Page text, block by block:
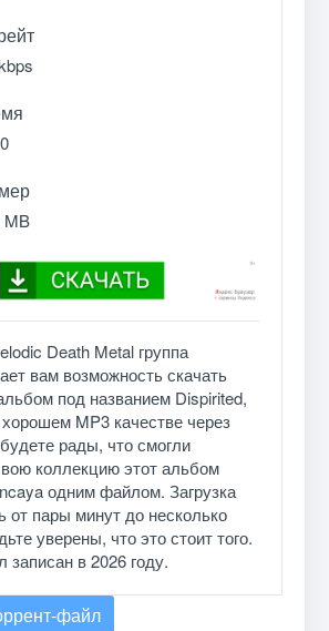
MB
Death Metal группа
вам возможность скачать
под названием Dispirited,
MP3 качестве через
рады, что смогли
коллекцию этот альбом
одним файлом. Загрузка
от пары минут до несколько
уверены, что это стоит того.
записан в 2026 году.
файл